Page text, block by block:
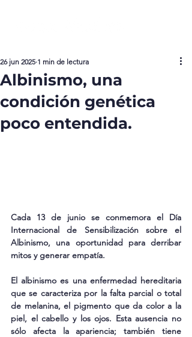
Albinismo, una
condición genética
poco entendida.
26 jun 2025 1 min de lectura
Cada 13 de junio se conmemora el Día
Internacional de Sensibilización sobre el
Albinismo, una oportunidad para derribar
mitos y generar empatía.
El albinismo es una enfermedad hereditaria
que se caracteriza por la falta parcial o total
de melanina, el pigmento que da color a la
piel, el cabello y los ojos. Esta ausencia no
sólo afecta la apariencia; también tiene